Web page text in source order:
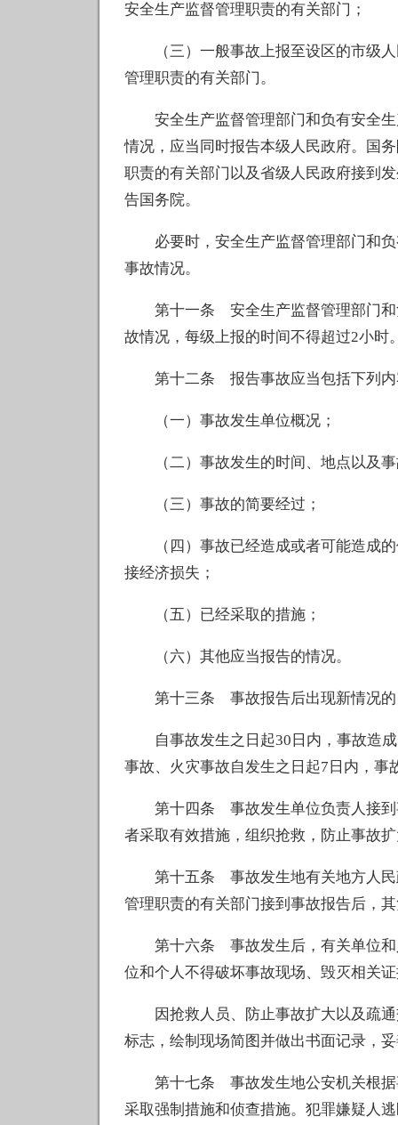
安全生产监督管理职责的有关部门；
（三）一般事故上报至设区的市级人
管理职责的有关部门。
安全生产监督管理部门和负有安全生
情况，应当同时报告本级人民政府。国
职责的有关部门以及省级人民政府接到
告国务院。
必要时，安全生产监督管理部门和负
事故情况。
第十一条 安全生产监督管理部门和
故情况，每级上报的时间不得超过2小时
第十二条 报告事故应当包括下列内
（一）事故发生单位概况；
（二）事故发生的时间、地点以及事
（三）事故的简要经过；
（四）事故已经造成或者可能造成的
接经济损失；
（五）已经采取的措施；
（六）其他应当报告的情况。
第十三条 事故报告后出现新情况的
自事故发生之日起30日内，事故造成
事故、火灾事故自发生之日起7日内，
第十四条 事故发生单位负责人接到
者采取有效措施，组织抢救，防止事故
第十五条 事故发生地有关地方人民
管理职责的有关部门接到事故报告后，
第十六条 事故发生后，有关单位和
位和个人不得破坏事故现场、毁灭相关
因抢救人员、防止事故扩大以及疏通
标志，绘制现场简图并做出书面记录，
第十七条 事故发生地公安机关根据
采取强制措施和侦查措施。犯罪嫌疑人